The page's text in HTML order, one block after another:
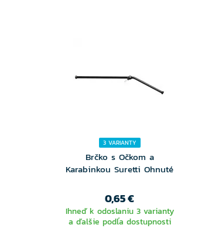
3 VARIANTY
Brčko s Očkom a
Karabinkou Suretti Ohnuté
0,65 €
Ihneď k odoslaniu 3 varianty
a ďalšie podľa dostupnosti